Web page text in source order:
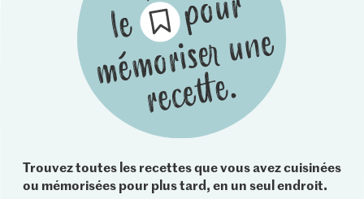
Trouvez toutes les recettes que vous avez cuisinées
ou mémorisées pour plus tard, en un seul endroit.